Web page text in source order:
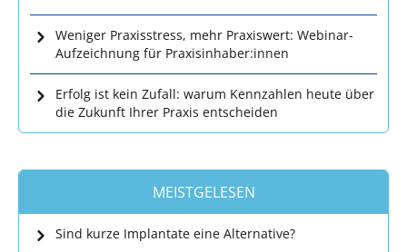
Weniger Praxisstress, mehr Praxiswert: Webinar-
Aufzeichnung für Praxisinhaber:innen
Erfolg ist kein Zufall: warum Kennzahlen heute über
die Zukunft Ihrer Praxis entscheiden
MEISTGELESEN
Sind kurze Implantate eine Alternative?